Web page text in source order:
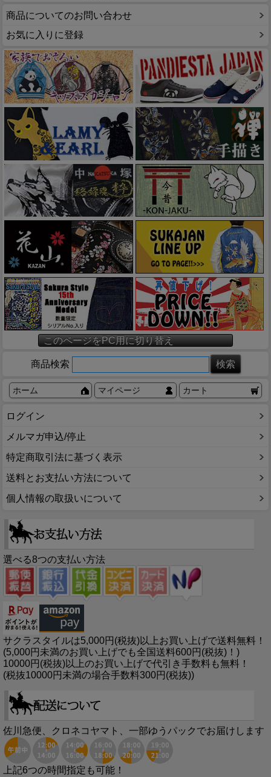
商品についてのお問い合わせ
お気に入りに登録
このページをPC用に切り替え
商品検索
ホーム マイページ カート
ログイン
メルマガ申込/停止
特定商取引法に基づく表示
送料とお支払い方法について
個人情報の取扱いについて
選べる8つの支払い方法
サクラスタイルは5,000円(税抜)以上お買い上げで送料無料！
(5,000円未満のお買い上げでも全国送料600円(税抜)！)
10000円(税抜)以上のお買い上げで代引き手数料も無料！
(税抜10000円未満の場合手数料300円(税抜))
佐川急便、クロネコヤマト、一部ゆうパックでお届けします
上記6つの時間指定も可能！